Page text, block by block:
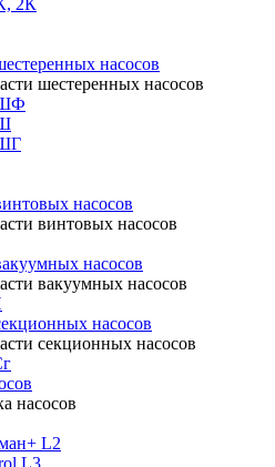
2К
насосов
шестеренных насосов
насосов
винтовых насосов
насосов
вакуумных насосов
насосов
секционных насосов
насосов
L2